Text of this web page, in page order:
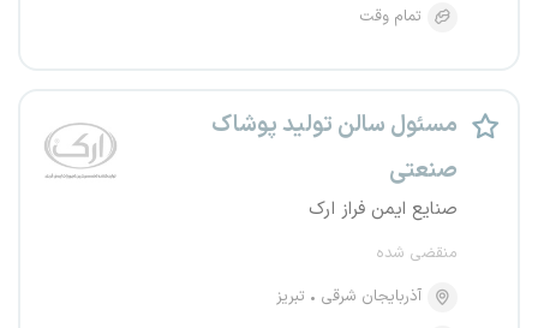
تمام وقت
مسئول سالن تولید پوشاک
صنعتی
صنایع ایمن فراز ارک
منقضی شده
آذربایجان شرقی
تبریز